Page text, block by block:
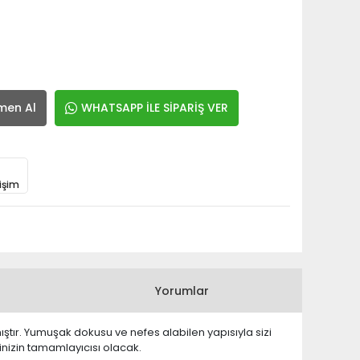
Al WHATSAPP İLE SİPARİŞ VER
Yorumlar
Yumuşak dokusu ve nefes alabilen yapısıyla sizi
tamamlayıcısı olacak.